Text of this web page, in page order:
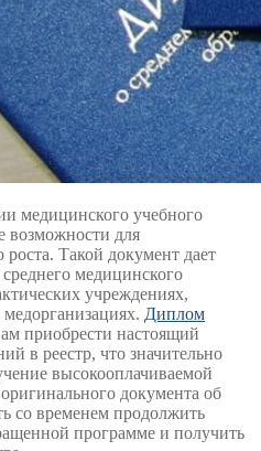
медицинского учебного
возможности для
роста. Такой документ дает
медицинского
учреждениях,
Диплом
приобрести настоящий
в реестр, что значительно
высокооплачиваемой
документа об
со временем продолжить
программе и получить